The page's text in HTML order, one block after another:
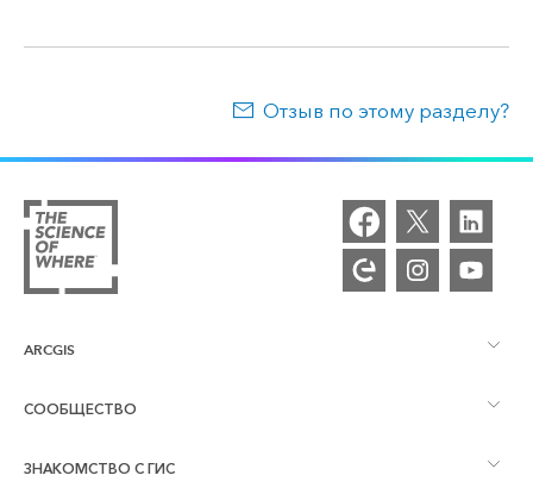
Отзыв по этому разделу?
ARCGIS
Обзор ArcGIS
СООБЩЕСТВО
Сообщества и форумы
ЗНАКОМСТВО С ГИС